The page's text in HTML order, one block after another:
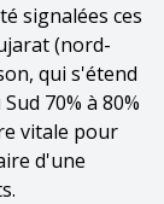
signalées ces
(nord-
qui s'étend
70% à 80%
vitale pour
d'une